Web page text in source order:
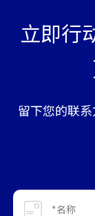
立即行
留下您的联